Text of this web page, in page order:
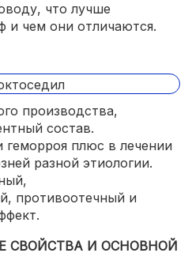
что лучше
и чем они отличаются.
производства,
состав.
геморроя плюс в лечении
разной этиологии.
противоотечный и
СВОЙСТВА И ОСНОВНОЙ